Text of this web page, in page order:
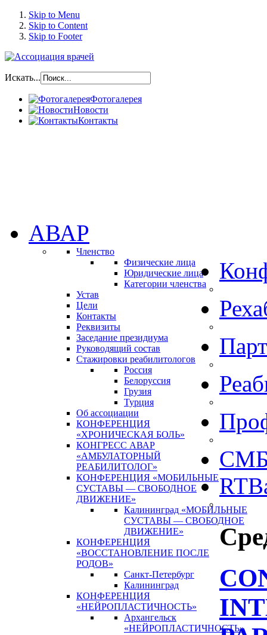
Skip to Menu
Skip to Content
Skip to Footer
Искать...
Фотогалерея
Новости
Контакты
АВАР
Членство
Физические лица
Юридические лица
Категории членства
Устав
Цели
Контакты
Реквизиты
Заседание президиума
Руководящий состав
Стажировки реабилитологов
Россия
Белоруссия
Грузия
Турция
Об ассоциации
КОНФЕРЕНЦИЯ
«ХРОНИЧЕСКАЯ БОЛЬ»
КОНГРЕСС АВАР
«АМБУЛАТОРНЫЙ
РЕАБИЛИТОЛОГ»
КОНФЕРЕНЦИЯ «МОБИЛЬНЫЕ
СУСТАВЫ — СВОБОДНОЕ
ДВИЖЕНИЕ»
Калининград «МОБИЛЬНЫЕ
СУСТАВЫ — СВОБОДНОЕ
ДВИЖЕНИЕ»
КОНФЕРЕНЦИЯ
«ВОССТАНОВЛЕНИЕ ПОСЛЕ
РОДОВ»
Санкт-Петербург
Калининград
КОНФЕРЕНЦИЯ
«НЕЙРОПЛАСТИЧНОСТЬ»
Архангельск
«НЕЙРОПЛАСТИЧНОСТЬ»